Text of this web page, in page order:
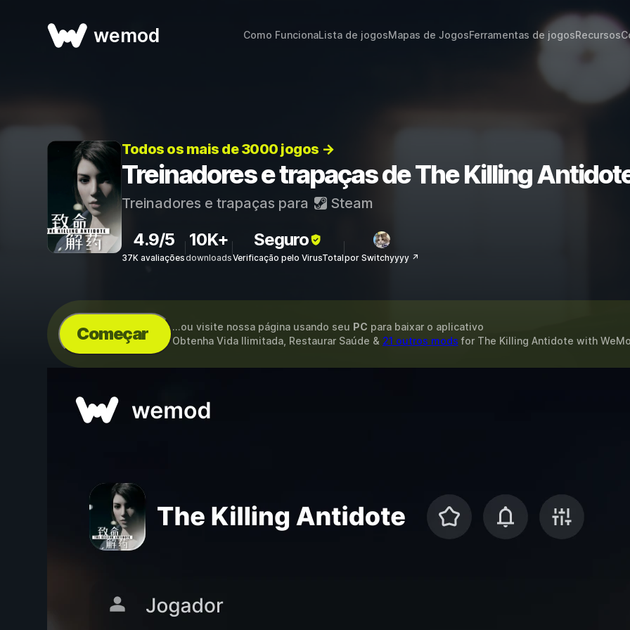
wemod Como FuncionaLista de jogosMapas de JogosFerramentas de jogosRecursos
Todos os mais de 3000 jogos →
Treinadores e trapaças de The Killing
Treinadores e trapaças para Steam
4.9/5
37K avaliações
10K+
downloads
Seguro
Verificação pelo VirusTotalpor Switchyyyy ↗
Começar ...ou visite nossa página usando seu PC para baixar o aplicativo
Obtenha Vida Ilimitada, Restaurar Saúde & 21 outros mods for The Killing Antidote with